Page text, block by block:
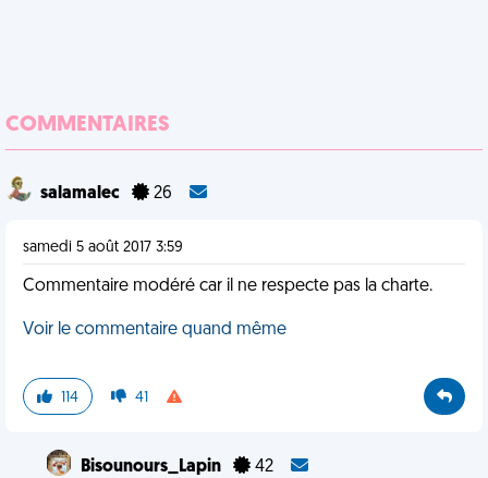
COMMENTAIRES
salamalec 26
samedi 5 août 2017 3:59
Commentaire modéré car il ne respecte pas la charte.
Voir le commentaire quand même
114 41
Bisounours_Lapin 42